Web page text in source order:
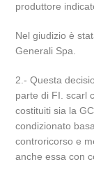
produttore
Nel giudizio è
Generali Spa.
2.- Questa
parte di FI. scarl
costituiti sia la
condizionato
controricorso e
anche essa con